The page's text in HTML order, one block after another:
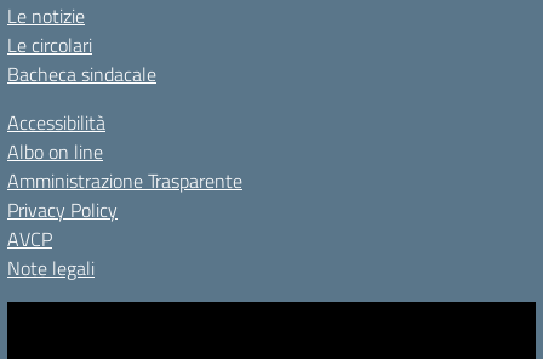
Le notizie
Le circolari
Bacheca sindacale
Accessibilità
Albo on line
Amministrazione Trasparente
Privacy Policy
AVCP
Note legali